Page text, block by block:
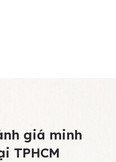
giá minh
TPHCM